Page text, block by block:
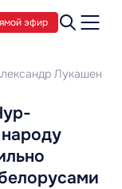
эфир
Лукашенко